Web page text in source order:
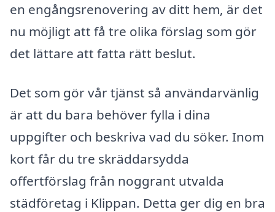
en engångsrenovering av ditt hem, är det
nu möjligt att få tre olika förslag som gör
det lättare att fatta rätt beslut.
Det som gör vår tjänst så användarvänlig
är att du bara behöver fylla i dina
uppgifter och beskriva vad du söker. Inom
kort får du tre skräddarsydda
offertförslag från noggrant utvalda
städföretag i Klippan. Detta ger dig en bra